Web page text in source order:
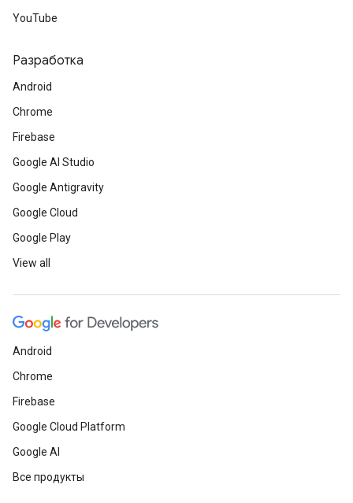
YouTube
Разработка
Android
Chrome
Firebase
Google AI Studio
Google Antigravity
Google Cloud
Google Play
View all
Android
Chrome
Firebase
Google Cloud Platform
Google AI
Все продукты